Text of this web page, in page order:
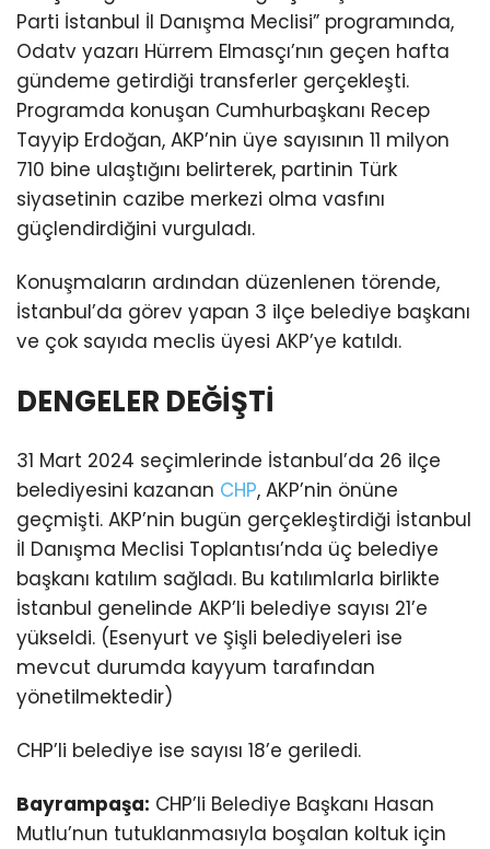
Parti İstanbul İl Danışma Meclisi” programında,
Odatv yazarı Hürrem Elmasçı’nın geçen hafta
gündeme getirdiği transferler gerçekleşti.
Programda konuşan Cumhurbaşkanı Recep
Tayyip Erdoğan, AKP’nin üye sayısının 11 milyon
710 bine ulaştığını belirterek, partinin Türk
siyasetinin cazibe merkezi olma vasfını
güçlendirdiğini vurguladı.
Konuşmaların ardından düzenlenen törende,
İstanbul’da görev yapan 3 ilçe belediye başkanı
ve çok sayıda meclis üyesi AKP’ye katıldı.
DENGELER DEĞİŞTİ
31 Mart 2024 seçimlerinde İstanbul’da 26 ilçe
belediyesini kazanan CHP, AKP’nin önüne
geçmişti. AKP’nin bugün gerçekleştirdiği İstanbul
İl Danışma Meclisi Toplantısı’nda üç belediye
başkanı katılım sağladı. Bu katılımlarla birlikte
İstanbul genelinde AKP’li belediye sayısı 21’e
yükseldi. (Esenyurt ve Şişli belediyeleri ise
mevcut durumda kayyum tarafından
yönetilmektedir)
CHP’li belediye ise sayısı 18’e geriledi.
Bayrampaşa: CHP’li Belediye Başkanı Hasan
Mutlu’nun tutuklanmasıyla boşalan koltuk için